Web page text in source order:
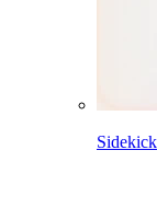
Sidekick